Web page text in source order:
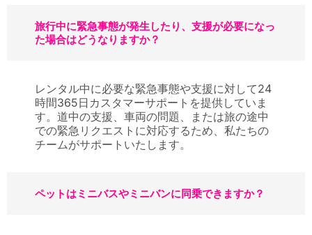
旅行中に緊急事態が発生したり、支援が必要になっ
た場合はどうなりますか？
レンタル中に必要な緊急事態や支援に対して24
時間365日カスタマーサポートを提供していま
す。道中の支援、車両の問題、または旅の途中
での緊急リクエストに対応するため、私たちの
チームがサポートいたします。
ペットはミニバスやミニバンに同乗できますか？